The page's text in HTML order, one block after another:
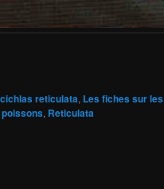
reticulata, Les fiches sur les
poissons, Reticulata